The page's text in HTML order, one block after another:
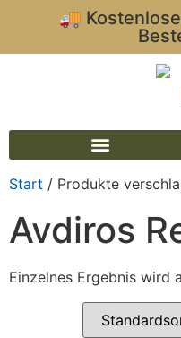
🚚
Start / Produkte
Avdiros
Einzelnes Ergebnis wird